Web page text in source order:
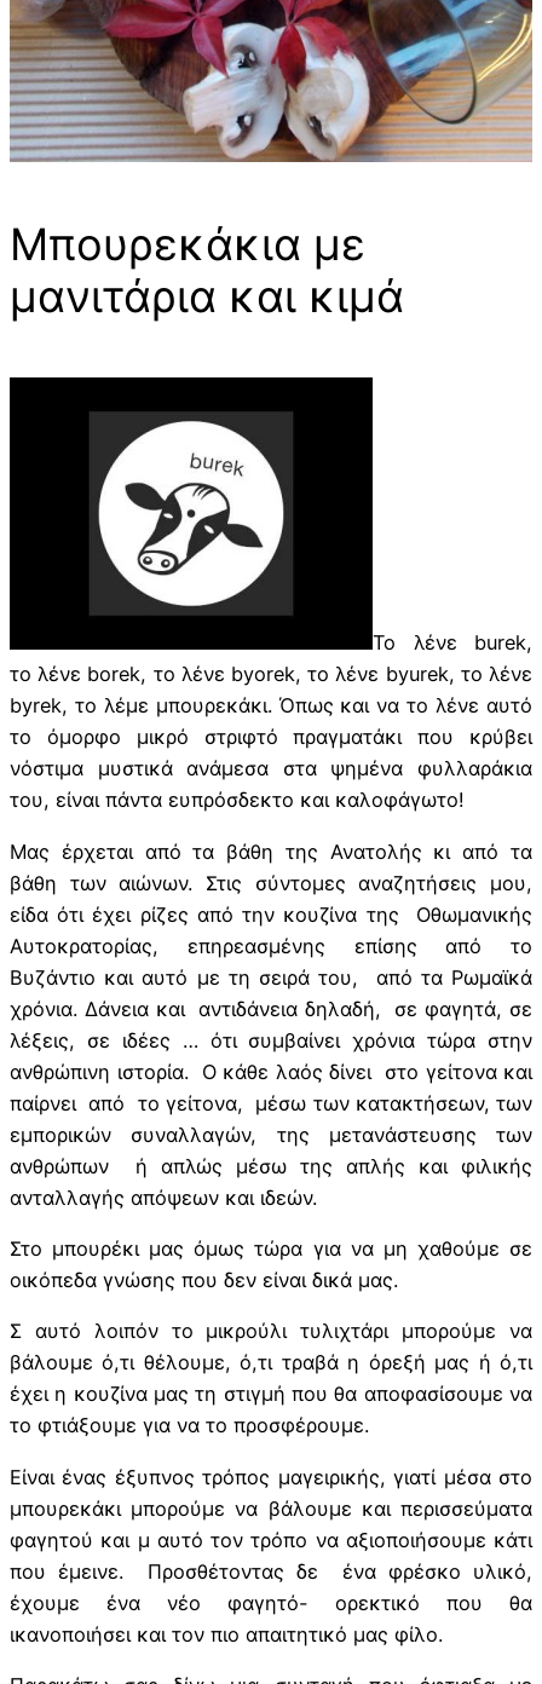
Μπουρεκάκια με
μανιτάρια και κιμά
Το λένε burek,
το λένε borek, το λένε byorek, το λένε byurek, το λένε
byrek, το λέμε μπουρεκάκι. Όπως και να το λένε αυτό
το όμορφο μικρό στριφτό πραγματάκι που κρύβει
νόστιμα μυστικά ανάμεσα στα ψημένα φυλλαράκια
του, είναι πάντα ευπρόσδεκτο και καλοφάγωτο!
Μας έρχεται από τα βάθη της Ανατολής κι από τα
βάθη των αιώνων. Στις σύντομες αναζητήσεις μου,
είδα ότι έχει ρίζες από την κουζίνα της Οθωμανικής
Αυτοκρατορίας, επηρεασμένης επίσης από το
Βυζάντιο και αυτό με τη σειρά του, από τα Ρωμαϊκά
χρόνια. Δάνεια και αντιδάνεια δηλαδή, σε φαγητά, σε
λέξεις, σε ιδέες … ότι συμβαίνει χρόνια τώρα στην
ανθρώπινη ιστορία. Ο κάθε λαός δίνει στο γείτονα και
παίρνει από το γείτονα, μέσω των κατακτήσεων, των
εμπορικών συναλλαγών, της μετανάστευσης των
ανθρώπων ή απλώς μέσω της απλής και φιλικής
ανταλλαγής απόψεων και ιδεών.
Στο μπουρέκι μας όμως τώρα για να μη χαθούμε σε
οικόπεδα γνώσης που δεν είναι δικά μας.
Σ αυτό λοιπόν το μικρούλι τυλιχτάρι μπορούμε να
βάλουμε ό,τι θέλουμε, ό,τι τραβά η όρεξή μας ή ό,τι
έχει η κουζίνα μας τη στιγμή που θα αποφασίσουμε να
το φτιάξουμε για να το προσφέρουμε.
Είναι ένας έξυπνος τρόπος μαγειρικής, γιατί μέσα στο
μπουρεκάκι μπορούμε να βάλουμε και περισσεύματα
φαγητού και μ αυτό τον τρόπο να αξιοποιήσουμε κάτι
που έμεινε. Προσθέτοντας δε ένα φρέσκο υλικό,
έχουμε ένα νέο φαγητό- ορεκτικό που θα
ικανοποιήσει και τον πιο απαιτητικό μας φίλο.